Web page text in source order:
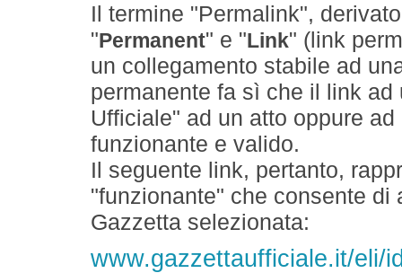
Il termine "Permalink",
" Permanent" e " Link" (link
un collegamento stabile ad
permanente fa sì che il link
Ufficiale" ad un atto oppure
funzionante e valido.
Il seguente link, pertanto,
"funzionante" che consente
Gazzetta selezionata:
www.gazzettaufficiale.it/eli/